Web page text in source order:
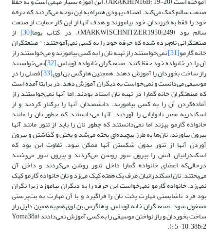
صنعت سالم کمک می‌کند. اصناف یهودی همراه به این توجه می‌کردند که حرفه
خود را فقط به فرزندان خود بیاموزند و هدف آنها از این کار حمایت از صنعت
سالم بود (MARKWISCHNITZER,1950:249). در کتاب یوما [30] از
صنعتگرانی نام‌برده شده که حرفه خود را به کسی نمی‌آموختند: " صنعتگران
خانه گارمو[31] نمی‌خواستند راز تهیه نان را به کسی بیاموزند و می‌خواستند راز
آن را در خانواده خود حفظ کنند. صنعتگران خانواده آویناس[32] نمی‌خواستند
راز ساخت بخوردان را آموزش دهند. همچنین هارگس بن لوی[33] فصلی را در
موسیقی می‌دانست و نمی‌خواست به دیگران آموزش دهد. در برایتا آمده است
که صنعتگران خانه گمارا در تهیه نان استاد بودند. اما آنها نمی‌خواستند راز
آماده‌کردن آن را به کسی بیاموزند. دانشمندان آنها را برکنار کردند و از
اسکندریه مصر نانوایانی را آوردند. آنها می‌دانستند که چطور نان را مانند
خانواده گارمو بپزند اما نمی‌دانستند که چطور نان را باید از تنور مانند آنها
بیرون بیاورند. نان‌ها به طرز پیچیده‌ای پخته می‌شد و پختن و گذاشتن و بیرون
آوردن آنها از تنور بدون شکستن آنها ممکن نبود. تفاوت این بود که
اسکندرانیان آتش را بیرون تنور روشن می‌کردند و بیرون تنور می‌پختند
درحالی‌که اعضای خانواده گمارا داخل تنور روشن می‌کردند و داخل آن
می‌پختند. نان اسکندرانیان ظرف یک هفته کپک می‌زد و نان خانواده گارمو کپک
نمی‌زد. خانواده گارمو نمی‌خواست این حرفه را به دیگران بیاموزد زیرا نگران
بود فرد ناشایستی مهارت پخت نان را فراگیرد و با آن مهارت به بت‌پرستی
مشغول شود. صنعتگران خانه آویناس و هاگرس بن لوی هم به همین دلیل راز
ساخت بخور‌دان و راز نواختن موسیقی را به کسی آموزش نمی‌دادند (Yoma38a
: 5-10 , 38b:2).